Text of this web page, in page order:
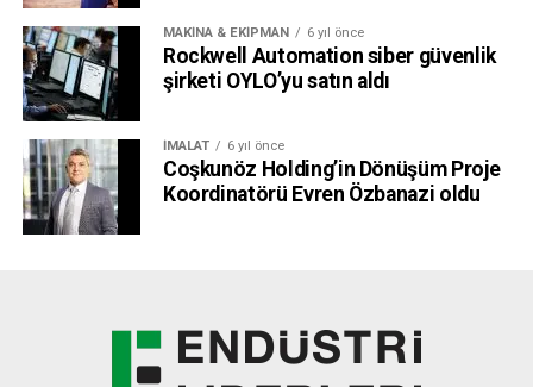
MAKINA & EKIPMAN 6 yıl önce
Rockwell Automation siber güvenlik
şirketi OYLO’yu satın aldı
İMALAT 6 yıl önce
Coşkunöz Holding’in Dönüşüm Proje
Koordinatörü Evren Özbanazi oldu